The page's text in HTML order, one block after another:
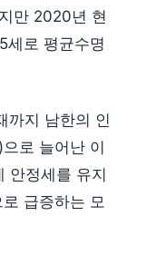
만 2020년 현
세로 평균수명
까지 남한의 인
로 늘어난 이
안정세를 유지
급증하는 모